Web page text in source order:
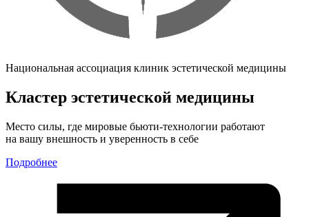
Национальная ассоциация клиник эстетической медицины
Кластер эстетической медицины
Место силы, где мировые бьюти-технологии работают
на вашу внешность и уверенность в себе
Подробнее